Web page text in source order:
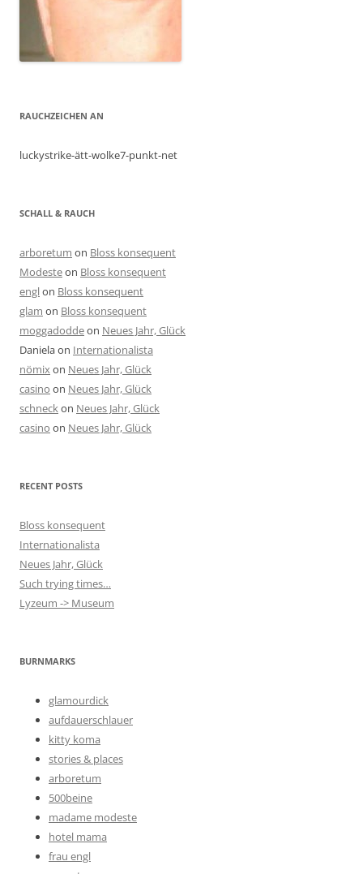
RAUCHZEICHEN AN
luckystrike-ätt-wolke7-punkt-net
SCHALL & RAUCH
arboretum on Bloss konsequent
Modesteon Bloss konsequent
englon Bloss konsequent
glam on Bloss konsequent
moggadoddeon Neues Jahr, Glück
Danielaon Internationalista
nömixon Neues Jahr, Glück
casino on Neues Jahr, Glück
schneckon Neues Jahr, Glück
casino on Neues Jahr, Glück
RECENT POSTS
Bloss konsequent
Internationalista
Neues Jahr, Glück
Such trying times…
Lyzeum -> Museum
BURNMARKS
glamourdick
aufdauerschlauer
kitty koma
stories & places
arboretum
500beine
madame modeste
hotel mama
frau engl